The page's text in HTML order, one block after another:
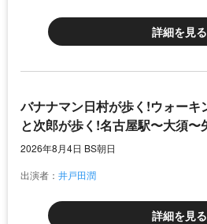
詳細を見る
バナナマン日村が歩く!ウォーキ
と次郎が歩く!名古屋駅〜大須〜
2026年8月4日 BS朝日
出演者： 井戸田潤
詳細を見る